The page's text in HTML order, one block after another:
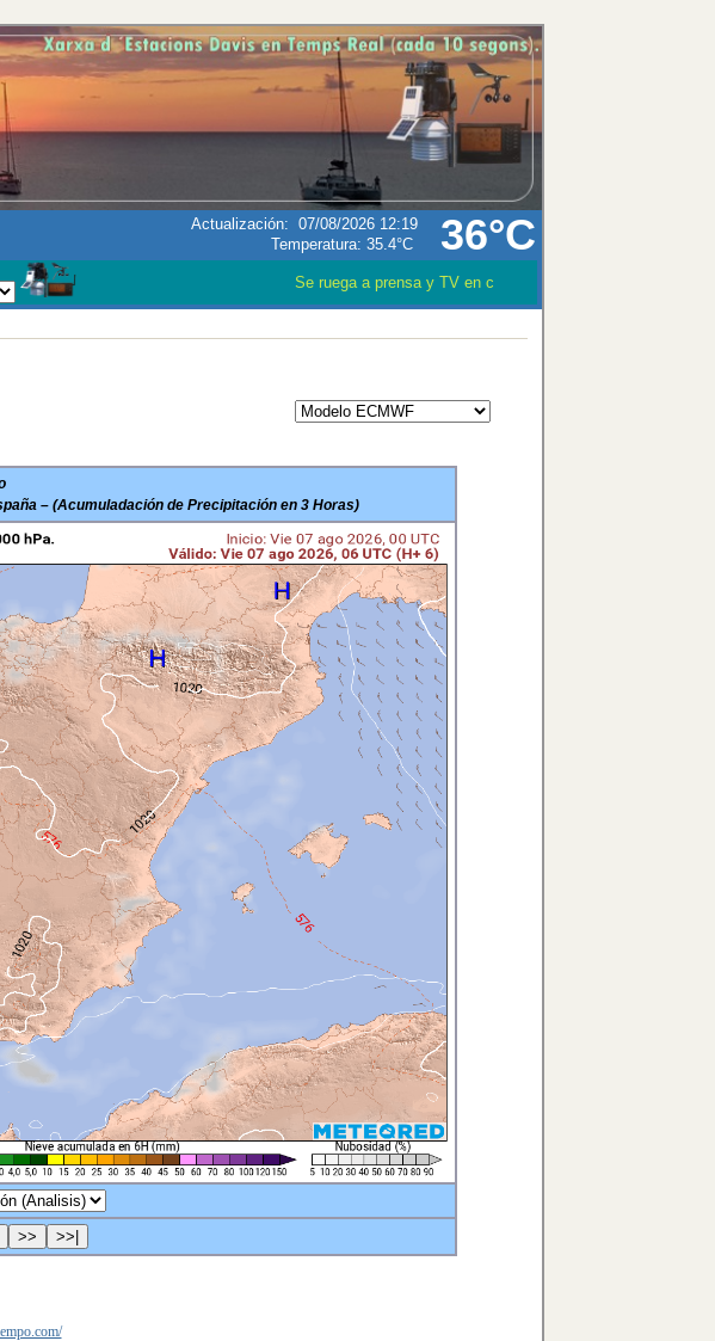
36°C
Actualización: 07/08/2026 12:19
Temperatura: 35.4°C
Se ruega a prensa y TV en caso que utilizen los datos
– (Acumuladación de Precipitación en 3 Horas)